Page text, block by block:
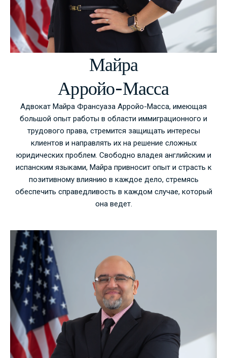
Майра
Арройо-Масса
Адвокат Майра Франсуаза Арройо-Масса, имеющая
большой опыт работы в области иммиграционного и
трудового права, стремится защищать интересы
клиентов и направлять их на решение сложных
юридических проблем. Свободно владея английским и
испанским языками, Майра привносит опыт и страсть к
позитивному влиянию в каждое дело, стремясь
обеспечить справедливость в каждом случае, который
она ведет.